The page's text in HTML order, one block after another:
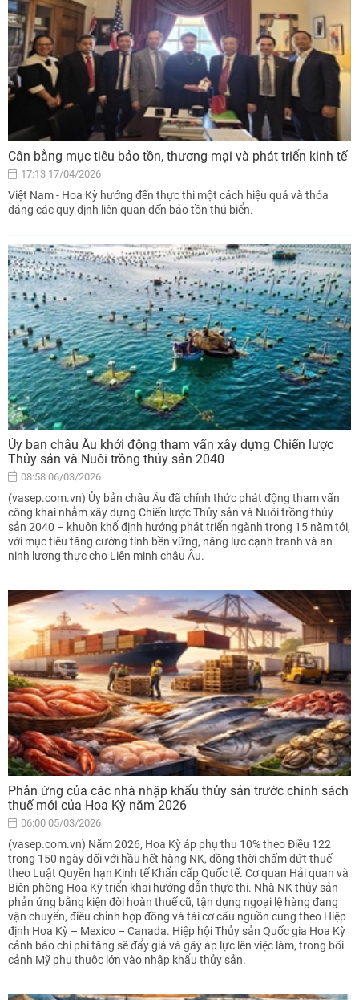
Cân bằng mục tiêu bảo tồn, thương mại và phát triển kinh tế
17:13 17/04/2026
Việt Nam - Hoa Kỳ hướng đến thực thi một cách hiệu quả và thỏa
đáng các quy định liên quan đến bảo tồn thú biển.
Ủy ban châu Âu khởi động tham vấn xây dựng Chiến lược
Thủy sản và Nuôi trồng thủy sản 2040
08:58 06/03/2026
(vasep.com.vn) Ủy bản châu Âu đã chính thức phát động tham vấn
công khai nhằm xây dựng Chiến lược Thủy sản và Nuôi trồng thủy
sản 2040 – khuôn khổ định hướng phát triển ngành trong 15 năm tới,
với mục tiêu tăng cường tính bền vững, năng lực cạnh tranh và an
ninh lương thực cho Liên minh châu Âu.
Phản ứng của các nhà nhập khẩu thủy sản trước chính sách
thuế mới của Hoa Kỳ năm 2026
06:00 05/03/2026
(vasep.com.vn) Năm 2026, Hoa Kỳ áp phụ thu 10% theo Điều 122
trong 150 ngày đối với hầu hết hàng NK, đồng thời chấm dứt thuế
theo Luật Quyền hạn Kinh tế Khẩn cấp Quốc tế. Cơ quan Hải quan và
Biên phòng Hoa Kỳ triển khai hướng dẫn thực thi. Nhà NK thủy sản
phản ứng bằng kiện đòi hoàn thuế cũ, tận dụng ngoại lệ hàng đang
vận chuyển, điều chỉnh hợp đồng và tái cơ cấu nguồn cung theo Hiệp
định Hoa Kỳ – Mexico – Canada. Hiệp hội Thủy sản Quốc gia Hoa Kỳ
cảnh báo chi phí tăng sẽ đẩy giá và gây áp lực lên việc làm, trong bối
cảnh Mỹ phụ thuộc lớn vào nhập khẩu thủy sản.